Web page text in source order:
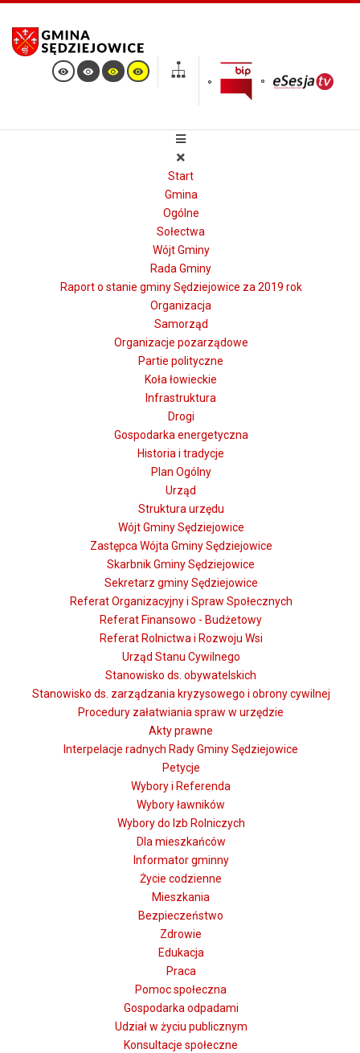
Start
Gmina
Ogólne
Sołectwa
Wójt Gminy
Rada Gminy
Raport o stanie gminy Sędziejowice za 2019 rok
Organizacja
Samorząd
Organizacje pozarządowe
Partie polityczne
Koła łowieckie
Infrastruktura
Drogi
Gospodarka energetyczna
Historia i tradycje
Plan Ogólny
Urząd
Struktura urzędu
Wójt Gminy Sędziejowice
Zastępca Wójta Gminy Sędziejowice
Skarbnik Gminy Sędziejowice
Sekretarz gminy Sędziejowice
Referat Organizacyjny i Spraw Społecznych
Referat Finansowo - Budżetowy
Referat Rolnictwa i Rozwoju Wsi
Urząd Stanu Cywilnego
Stanowisko ds. obywatelskich
Stanowisko ds. zarządzania kryzysowego i obrony cywilnej
Procedury załatwiania spraw w urzędzie
Akty prawne
Interpelacje radnych Rady Gminy Sędziejowice
Petycje
Wybory i Referenda
Wybory ławników
Wybory do Izb Rolniczych
Dla mieszkańców
Informator gminny
Życie codzienne
Mieszkania
Bezpieczeństwo
Zdrowie
Edukacja
Praca
Pomoc społeczna
Gospodarka odpadami
Udział w życiu publicznym
Konsultacje społeczne